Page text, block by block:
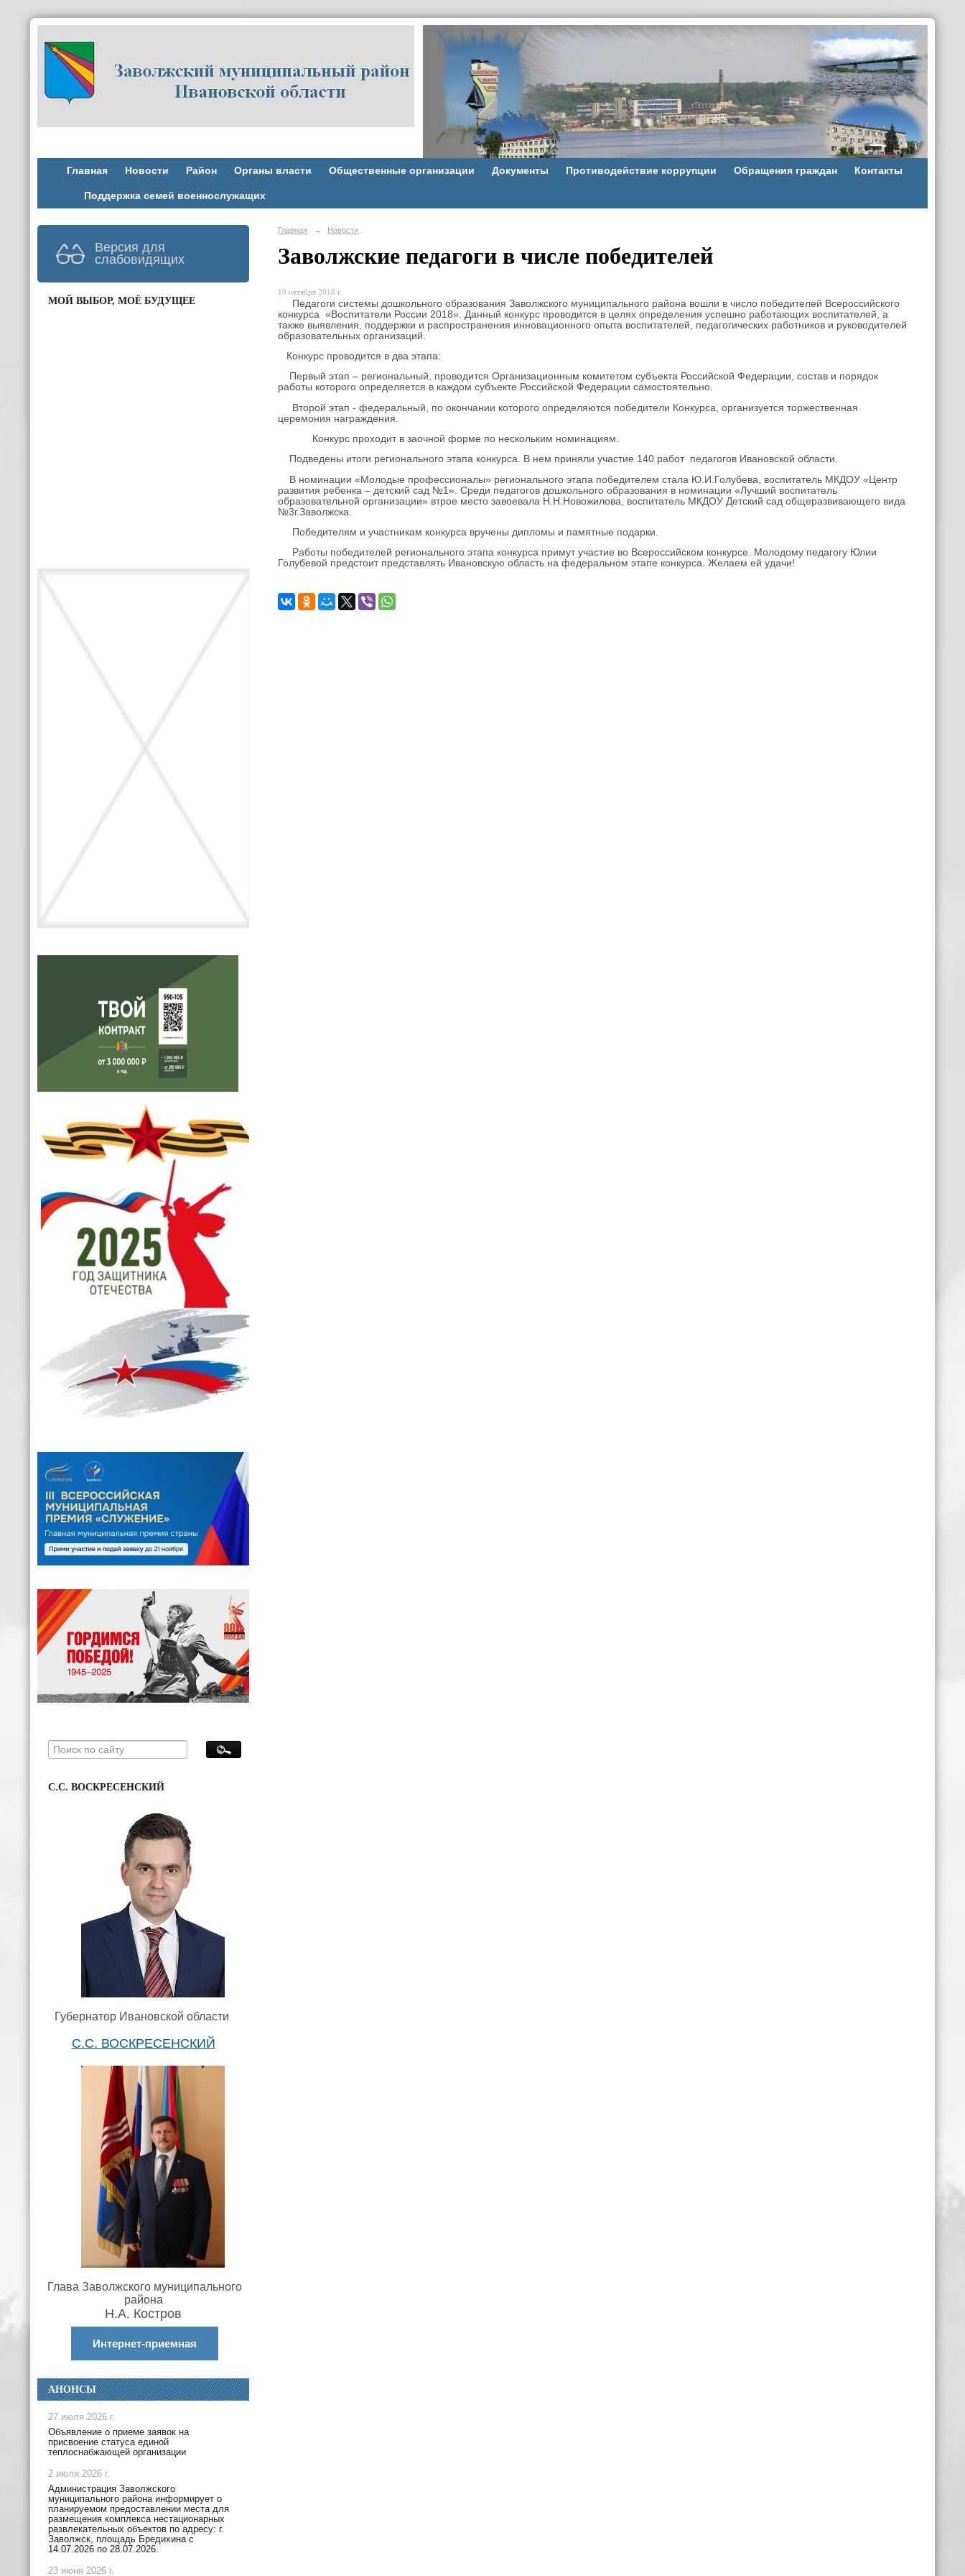
Главная Новости Район Органы власти Общественные организации Документы Противодействие коррупции Обращения граждан Контакты
Поддержка семей военнослужащих
Версия для
слабовидящих
МОЙ ВЫБОР, МОЁ БУДУЩЕЕ
С.С. ВОСКРЕСЕНСКИЙ
Губернатор Ивановской области
С.С. ВОСКРЕСЕНСКИЙ
Глава Заволжского муниципального
района
Н.А. Костров
Интернет-приемная
АНОНСЫ
27 июля 2026 г.
Объявление о приеме заявок на
присвоение статуса единой
теплоснабжающей организации
2 июля 2026 г.
Администрация Заволжского
муниципального района информирует о
планируемом предоставлении места для
размещения комплекса нестационарных
развлекательных объектов по адресу: г.
Заволжск, площадь Бредихина с
14.07.2026 по 28.07.2026.
23 июня 2026 г.
Главная → Новости
Заволжские педагоги в числе победителей
10 октября 2018 г.
Педагоги системы дошкольного образования Заволжского муниципального района вошли в число победителей Всероссийского
конкурса «Воспитатели России 2018». Данный конкурс проводится в целях определения успешно работающих воспитателей, а
также выявления, поддержки и распространения инновационного опыта воспитателей, педагогических работников и руководителей
образовательных организаций.
Конкурс проводится в два этапа:
Первый этап – региональный, проводится Организационным комитетом субъекта Российской Федерации, состав и порядок
работы которого определяется в каждом субъекте Российской Федерации самостоятельно.
Второй этап - федеральный, по окончании которого определяются победители Конкурса, организуется торжественная
церемония награждения.
​ Конкурс проходит в заочной форме по нескольким номинациям.
Подведены итоги регионального этапа конкурса. В нем приняли участие 140 работ педагогов Ивановской области.
В номинации «Молодые профессионалы» регионального этапа победителем стала Ю.И.Голубева, воспитатель МКДОУ «Центр
развития ребенка – детский сад №1». Среди педагогов дошкольного образования в номинации «Лучший воспитатель
образовательной организации» втрое место завоевала Н.Н.Новожилова, воспитатель МКДОУ Детский сад общеразвивающего вида
№3г.Заволжска.
Победителям и участникам конкурса вручены дипломы и памятные подарки.
Работы победителей регионального этапа конкурса примут участие во Всероссийском конкурсе. Молодому педагогу Юлии
Голубевой предстоит представлять Ивановскую область на федеральном этапе конкурса. Желаем ей удачи!